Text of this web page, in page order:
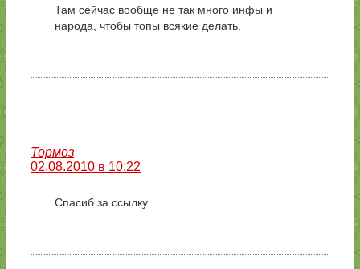
Там сейчас вообще не так много инфы и
народа, чтобы топы всякие делать.
Тормоз
02.08.2010 в 10:22
Спасиб за ссылку.